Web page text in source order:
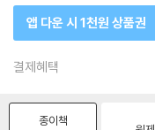
앱 다운 시 1천원 상품권
결제혜택
종이책